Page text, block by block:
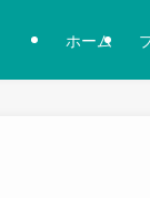
ホーム